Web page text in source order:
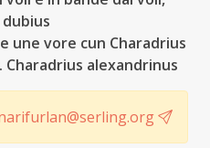
une vore cun Charadrius
alexandrinus